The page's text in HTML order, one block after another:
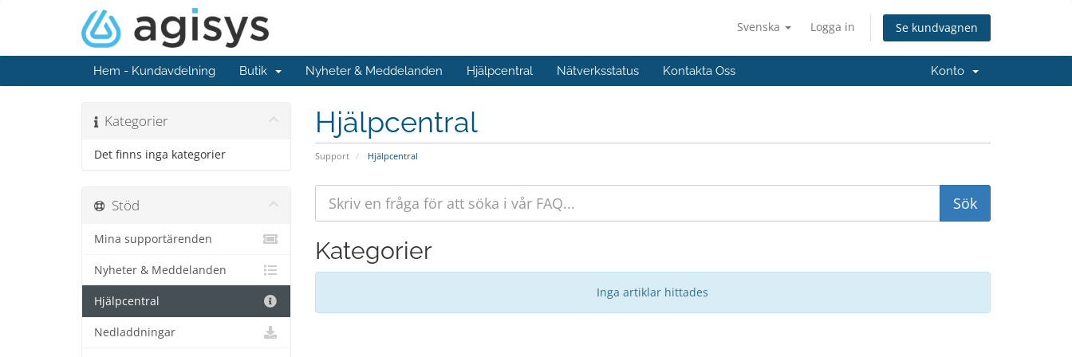
Svenska Logga in Se kundvagnen
Hem - Kundavdelning Butik Nyheter & Meddelanden Hjälpcentral Nätverksstatus Kontakta Oss Konto
Hjälpcentral
Support Hjälpcentral
Kategorier
Det finns inga kategorier
Kategorier
Inga artiklar hittades
Stöd
Mina supportärenden
Nyheter & Meddelanden
Hjälpcentral
Nedladdningar